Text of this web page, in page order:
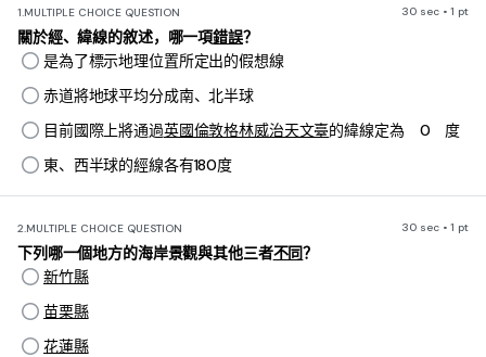
1.MULTIPLE CHOICE QUESTION 30 sec • 1 pt
關於經、緯線的敘述，哪一項錯誤？
是為了標示地理位置所定出的假想線
赤道將地球平均分成南、北半球
目前國際上將通過英國倫敦格林威治天文臺的緯線定為 0 度
東、西半球的經線各有180度
2.MULTIPLE CHOICE QUESTION 30 sec • 1 pt
下列哪一個地方的海岸景觀與其他三者不同？
新竹縣
苗栗縣
花蓮縣